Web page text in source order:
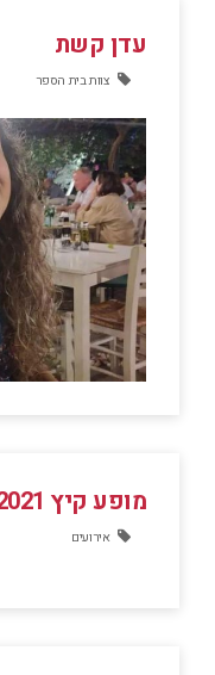
עדן קשת
צוות בית הספר
מופע קיץ 2021 מועדון "האזור"
אירועים